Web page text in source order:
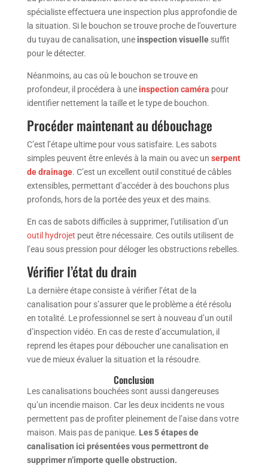
spécialiste effectuera une inspection plus approfondie de
la situation. Si le bouchon se trouve proche de l’ouverture
du tuyau de canalisation, une inspection visuellesuffit
pour le détecter.
Néanmoins, au cas où le bouchon se trouve en
profondeur, il procédera à uneinspection caméra pour
identifier nettement la taille et le type de bouchon.
Procéder maintenant au débouchage
C’est l’étape ultime pour vous satisfaire. Les sabots
simples peuvent être enlevés à la main ou avec un serpent
de drainage. C’est un excellent outil constitué de câbles
extensibles, permettant d’accéder à des bouchons plus
profonds, hors de la portée des yeux et des mains.
En cas de sabots difficiles à supprimer, l’utilisation d’un
outil hydrojet peut être nécessaire. Ces outils utilisent de
l’eau sous pression pour déloger les obstructions rebelles.
Vérifier l’état du drain
La dernière étape consiste à vérifier l’état de la
canalisation pour s’assurer que le problème a été résolu
en totalité. Le professionnel se sert à nouveau d’un outil
d’inspection vidéo. En cas de reste d’accumulation, il
reprend les étapes pour déboucher une canalisation en
vue de mieux évaluer la situation et la résoudre.
Conclusion
Les canalisations bouchées sont aussi dangereuses
qu’un incendie maison. Car les deux incidents ne vous
permettent pas de profiter pleinement de l’aise dans votre
maison. Mais pas de panique. Les 5 étapes de
canalisation ici présentées vous permettront de
supprimer n’importe quelle obstruction.